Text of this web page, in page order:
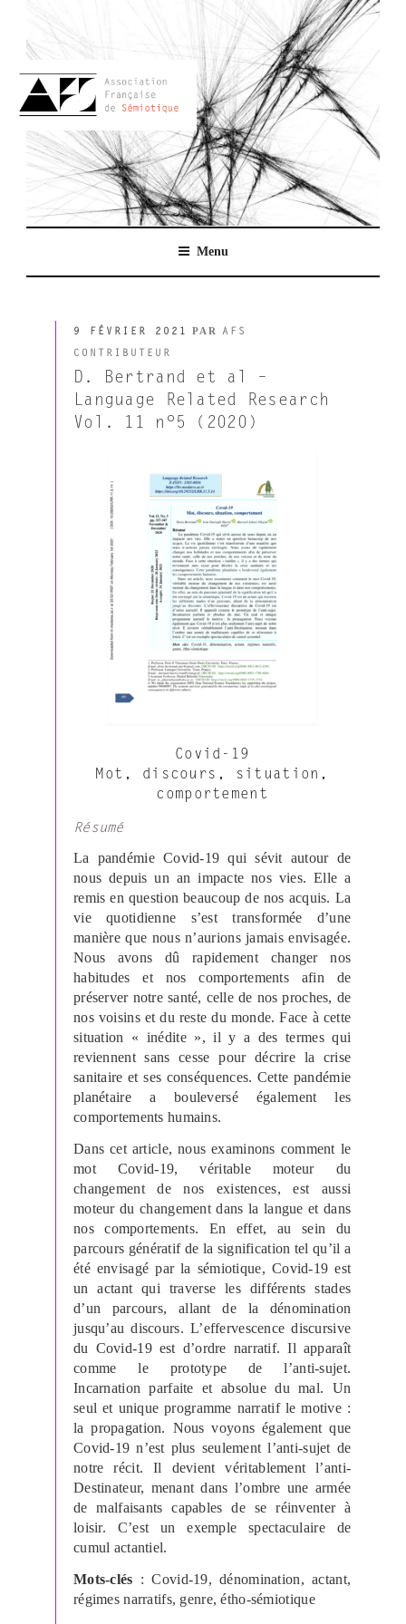
contenu
AFSEMIO.FR
Menu
PUBLIÉ
LE
9 FÉVRIER 2021 PAR AFS
CONTRIBUTEUR
D. Bertrand et al –
Language Related Research
Vol. 11 n°5 (2020)
Covid-19
Mot, discours, situation,
comportement
Résumé
La pandémie Covid-19 qui sévit autour de
nous depuis un an impacte nos vies. Elle a
remis en question beaucoup de nos acquis. La
vie quotidienne s’est transformée d’une
manière que nous n’aurions jamais envisagée.
Nous avons dû rapidement changer nos
habitudes et nos comportements afin de
préserver notre santé, celle de nos proches, de
nos voisins et du reste du monde. Face à cette
situation « inédite », il y a des termes qui
reviennent sans cesse pour décrire la crise
sanitaire et ses conséquences. Cette pandémie
planétaire a bouleversé également les
comportements humains.
Dans cet article, nous examinons comment le
mot Covid-19, véritable moteur du
changement de nos existences, est aussi
moteur du changement dans la langue et dans
nos comportements. En effet, au sein du
parcours génératif de la signification tel qu’il a
été envisagé par la sémiotique, Covid-19 est
un actant qui traverse les différents stades
d’un parcours, allant de la dénomination
jusqu’au discours. L’effervescence discursive
du Covid-19 est d’ordre narratif. Il apparaît
comme le prototype de l’anti-sujet.
Incarnation parfaite et absolue du mal. Un
seul et unique programme narratif le motive :
la propagation. Nous voyons également que
Covid-19 n’est plus seulement l’anti-sujet de
notre récit. Il devient véritablement l’anti-
Destinateur, menant dans l’ombre une armée
de malfaisants capables de se réinventer à
loisir. C’est un exemple spectaculaire de
cumul actantiel.
Mots-clés :Covid-19, dénomination, actant,
régimes narratifs, genre, étho-sémiotique